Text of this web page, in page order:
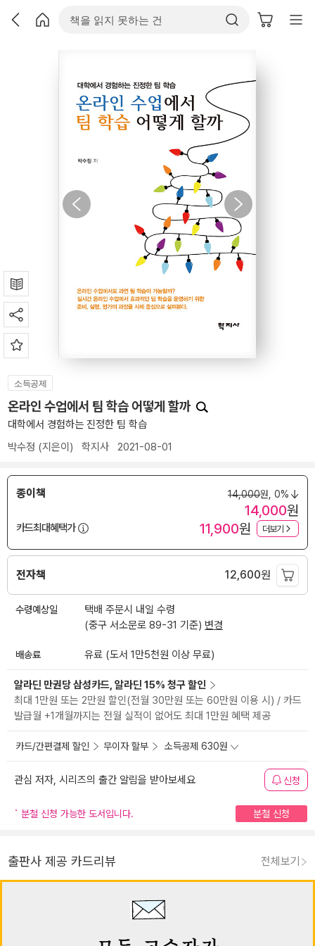
소득공제
온라인 수업에서 팀 학습 어떻게 할까
대학에서 경험하는 진정한 팀 학습
박수정 (지은이) 학지사 2021-08-01
종이책 14,000원, 0%
14,000원
카드최대혜택가 11,900원 더보기
전자책 12,600원
수령예상일
택배 주문시 내일 수령
(중구 서소문로 89-31 기준) 변경
배송료 유료 (도서 1만5천원 이상 무료)
알라딘 만권당 삼성카드, 알라딘 15% 청구 할인
최대 1만원 또는 2만원 할인(전월 30만원 또는 60만원 이용 시) / 카드
발급월 +1개월까지는 전월 실적이 없어도 최대 1만원 혜택 제공
카드/간편결제 할인 무이자 할부 소득공제 630원
관심 저자, 시리즈의 출간 알림을 받아보세요 신청
분철 신청 가능한 도서입니다. 분철 신청
출판사 제공 카드리뷰 전체보기